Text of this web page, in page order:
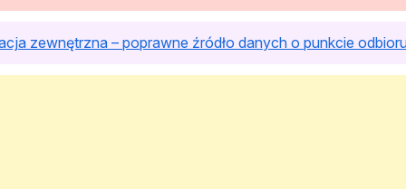
zewnętrzna – poprawne źródło danych o punkcie